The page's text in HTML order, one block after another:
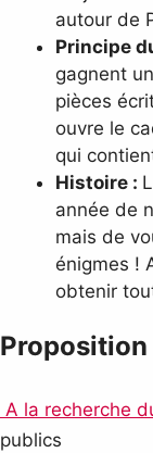
autour de
Principe
gagnent
pièces
ouvre le
qui
Histoire :
année de
mais de
énigmes !
obtenir
Proposition
A la recherche
publics